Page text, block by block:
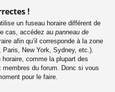
!
un fuseau horaire différent de
cas, accédez au panneau de
afin qu’il corresponde à la zone
New York, Sydney, etc.).
comme la plupart des
membres du forum. Donc si vous
pour le faire.